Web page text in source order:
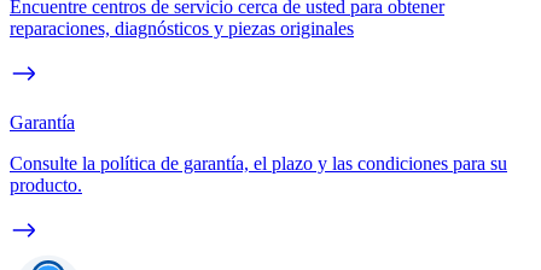
Encuentre centros de servicio cerca de usted para obtener
reparaciones, diagnósticos y piezas originales
Garantía
Consulte la política de garantía, el plazo y las condiciones para su
producto.